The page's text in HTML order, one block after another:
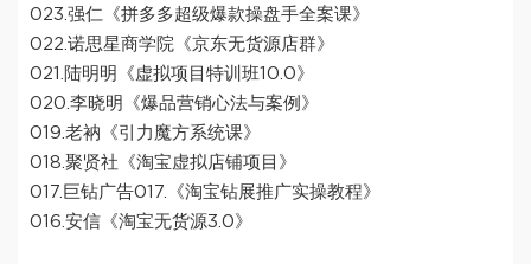
023.强仁《拼多多超级爆款操盘手全案课》
022.诺思星商学院《京东无货源店群》
021.陆明明《虚拟项目特训班10.0》
020.李晓明《爆品营销心法与案例》
019.老衲《引力魔方系统课》
018.聚贤社《淘宝虚拟店铺项目》
017.巨钻广告017.《淘宝钻展推广实操教程》
016.安信《淘宝无货源3.0》